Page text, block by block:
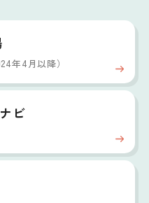
年4月以降）
ナビ